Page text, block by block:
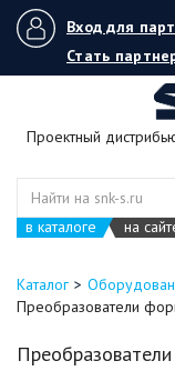
Вход для
Стать
Проектный
в каталоге на
Каталог
Преобразователи